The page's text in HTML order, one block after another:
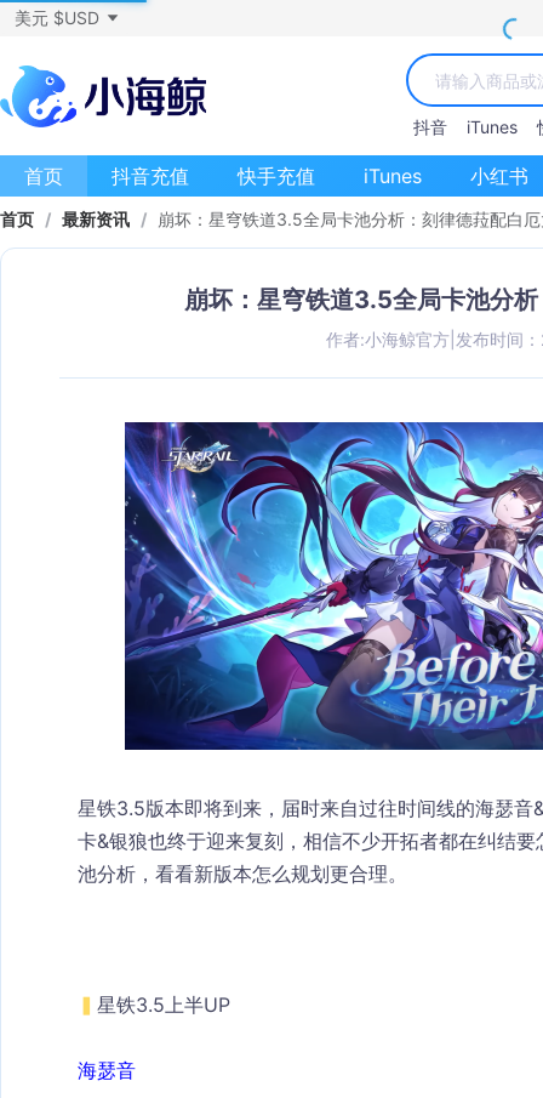
美元 $USD
抖音 iTunes
首页 抖音充值 快手充值 iTunes 小红书
首页 / 最新资讯 / 崩坏：星穹铁道3.5全局卡池分析：刻律德菈配白
崩坏：星穹铁道3.5全局卡池分
作者:小海鲸官方 发布时间
星铁3.5版本即将到来，届时来自过往时间线的海瑟
卡&银狼也终于迎来复刻，相信不少开拓者都在纠结
池分析，看看新版本怎么规划更合理。
▍ 星铁3.5上半UP
海瑟音